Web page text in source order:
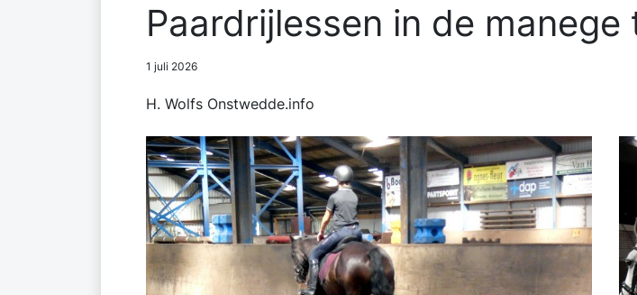
Paardrijlessen in de
1 juli 2026
H. Wolfs Onstwedde.info